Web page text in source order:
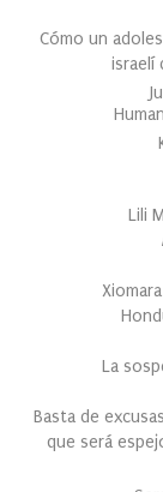
Cómo un
israelí
Lili
La
Basta de
que será